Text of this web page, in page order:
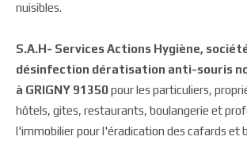
nuisibles.
S.A.H- Services Actions Hygiène,
désinfection dératisation anti-souris
à GRIGNY 91350pour les particuliers,
hôtels, gites, restaurants, boulangerie et
l'immobilier pour l'éradication des cafards et